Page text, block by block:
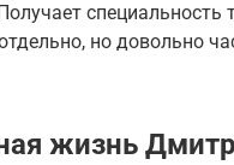
специальность
но довольно
жизнь